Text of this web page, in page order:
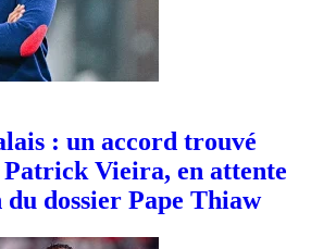
: un accord trouvé
Vieira, en attente
dossier Pape Thiaw